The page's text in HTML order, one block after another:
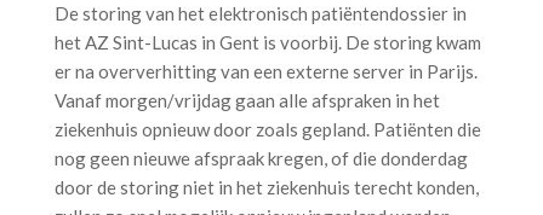
De storing van het elektronisch patiëntendossier in
het AZ Sint-Lucas in Gent is voorbij. De storing kwam
er na oververhitting van een externe server in Parijs.
Vanaf morgen/vrijdag gaan alle afspraken in het
ziekenhuis opnieuw door zoals gepland. Patiënten die
nog geen nieuwe afspraak kregen, of die donderdag
door de storing niet in het ziekenhuis terecht konden,